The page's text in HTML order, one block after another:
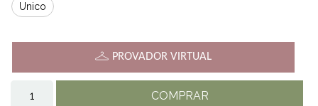
Único
PROVADOR VIRTUAL
COMPRAR